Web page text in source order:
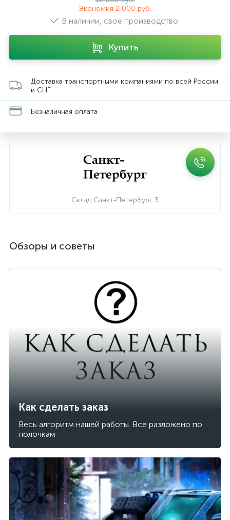
Экономия 2 000 руб.
В наличии, свое производство
Купить
Доставка транспортными компаниями по всей России
и СНГ
Безналичная оплата
Склад Санкт-Петербург 3
Обзоры и советы
Как сделать заказ
Весь алгоритм нашей работы. Все разложено по
полочкам